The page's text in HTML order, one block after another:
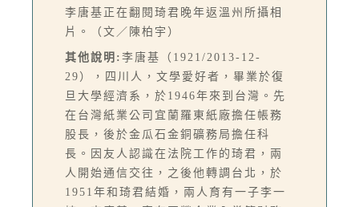
李唐基正在翻閱琦君晚年返溫州所攝相
片。（文／陳柏宇）
其他說明: 李唐基（1921/2013-12-
29），四川人，文學愛好者，畢業於復
旦大學經濟系，於1946年來到台灣。先
在台灣紙業公司宜蘭羅東紙廠擔任帳務
股長，後於金瓜石金銅礦務局擔任科
長。因友人認識在法院工作的琦君，兩
人開始通信交往，之後他轉調台北，於
1951年和琦君結婚，兩人育有一子李一